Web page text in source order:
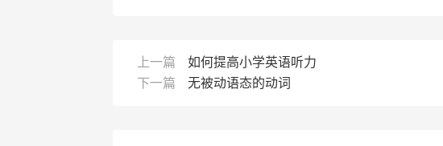
上一篇
如何提高小学英语听力
下一篇
无被动语态的动词